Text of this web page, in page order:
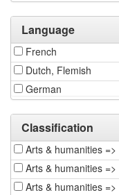
Language
French
Dutch, Flemish
German
Classification
Arts & humanities
Arts & humanities
Arts & humanities